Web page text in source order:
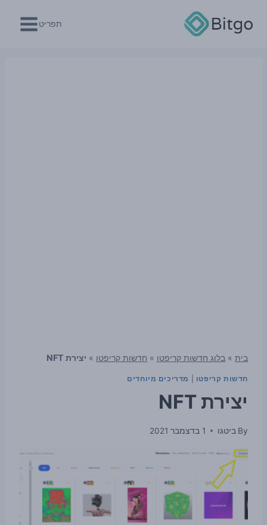
תפריט
בית » בלוג חדשות קריפטו » חדשות קריפטו » יצירת NFT
חדשות קריפטו מדריכים מיוחדים
יצירת NFT
By ביטגו 1 בדצמבר 2021